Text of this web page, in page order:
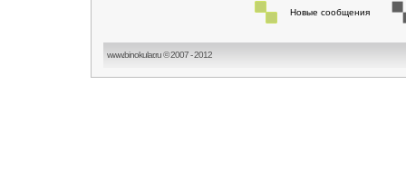
Новые сообщения
www.binokular.ru © 2007 - 2012